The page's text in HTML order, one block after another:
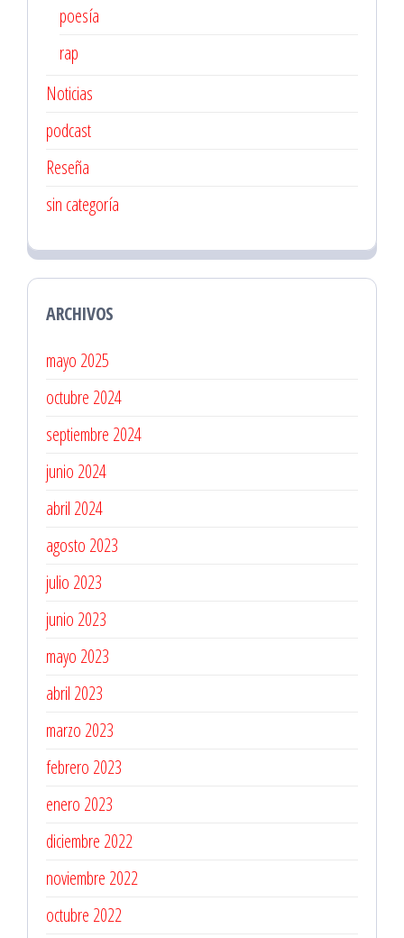
poesía
rap
Noticias
podcast
Reseña
sin categoría
ARCHIVOS
mayo 2025
octubre 2024
septiembre 2024
junio 2024
abril 2024
agosto 2023
julio 2023
junio 2023
mayo 2023
abril 2023
marzo 2023
febrero 2023
enero 2023
diciembre 2022
noviembre 2022
octubre 2022